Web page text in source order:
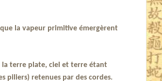
la vapeur primitive émergèrent
la terre plate, ciel et terre étant
piliers) retenues par des cordes.